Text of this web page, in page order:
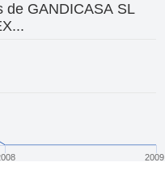
de GANDICASA SL
2009